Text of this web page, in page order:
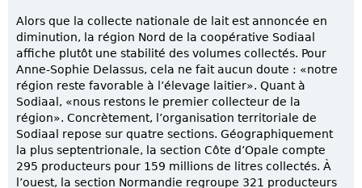
Alors que la collecte nationale de lait est annoncée en
diminution, la région Nord de la coopérative Sodiaal
affiche plutôt une stabilité des volumes collectés. Pour
Anne-Sophie Delassus, cela ne fait aucun doute : «notre
région reste favorable à l’élevage laitier». Quant à
Sodiaal, «nous restons le premier collecteur de la
région». Concrètement, l’organisation territoriale de
Sodiaal repose sur quatre sections. Géographiquement
la plus septentrionale, la section Côte d’Opale compte
295 producteurs pour 159 millions de litres collectés. À
l’ouest, la section Normandie regroupe 321 producteurs